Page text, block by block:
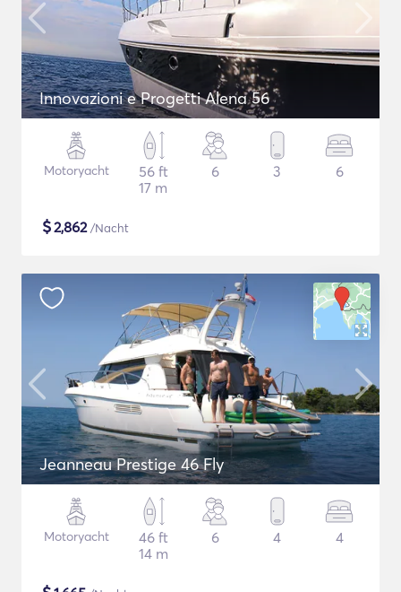
Innovazioni e Progetti Alena 56
Motoryacht
56 ft
17 m
6 3 6
$2,862/Nacht
Jeanneau Prestige 46 Fly
Motoryacht
46 ft
14 m
6 4 4